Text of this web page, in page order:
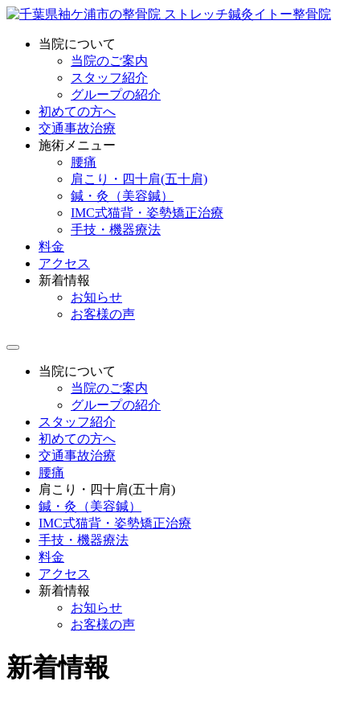
当院について
当院のご案内
スタッフ紹介
グループの紹介
初めての方へ
交通事故治療
施術メニュー
腰痛
肩こり・四十肩(五十肩)
鍼・灸（美容鍼）
IMC式猫背・姿勢矯正治療
手技・機器療法
料金
アクセス
新着情報
お知らせ
お客様の声
当院について
当院のご案内
グループの紹介
スタッフ紹介
初めての方へ
交通事故治療
腰痛
肩こり・四十肩(五十肩)
鍼・灸（美容鍼）
IMC式猫背・姿勢矯正治療
手技・機器療法
料金
アクセス
新着情報
お知らせ
お客様の声
新着情報